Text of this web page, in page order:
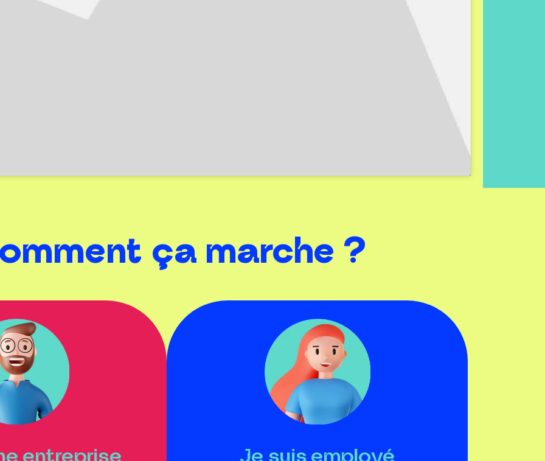
ça marche ?